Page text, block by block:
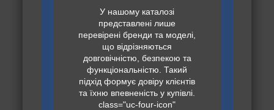
У нашому каталозі
представлені лише
перевірені бренди та моделі,
що відрізняються
довговічністю, безпекою та
функціональністю. Такий
підхід формує довіру клієнтів
та їхню впевненість у купівлі.
class="uc-four-icon"